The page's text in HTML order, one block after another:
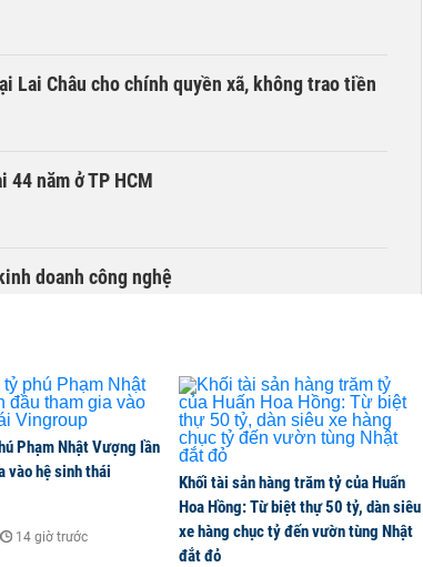
Lai Châu cho chính quyền xã, không trao tiền
44 năm ở TP HCM
doanh công nghệ
loạt hút tiền, VNM, BCM, GAS và GVR tăng trần
thêm 8.000 con, đã chốt giá nguyên liệu đến
Phạm Nhật Vượng lần
vào hệ sinh thái
14 giờ trước
Khối tài sản hàng trăm tỷ của Huấn
Hoa Hồng: Từ biệt thự 50 tỷ, dàn siêu
xe hàng chục tỷ đến vườn tùng Nhật
đắt đỏ